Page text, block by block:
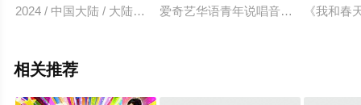
2024 / 中国大陆 / 大陆综艺 爱奇艺华语青年说唱音乐真人秀节目
《我和春
相关推荐